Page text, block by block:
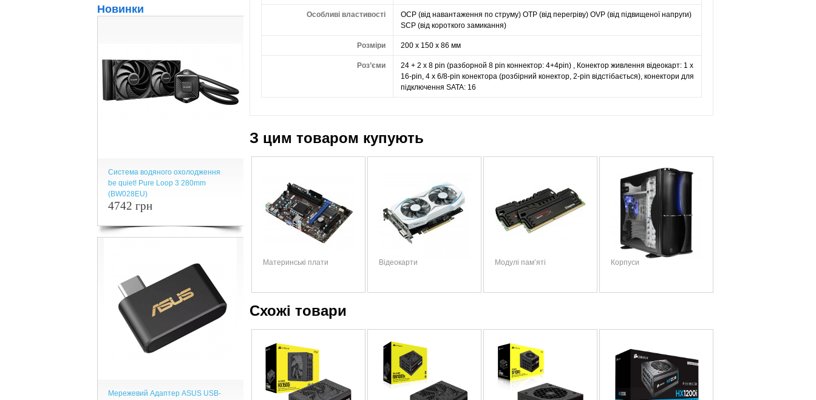
Новинки
Система водяного охолодження
be quiet! Pure Loop 3 280mm
(BW028EU)
4742 грн
Мережевий Адаптер ASUS USB-
Особливі властивості
OCP (від навантаження по струму) OTP (від перегріву) OVP (від підвищеної напруги)
SCP (від короткого замикання)
Розміри 200 x 150 x 86 мм
Роз’єми
24 + 2 x 8 pin (разборной 8 pin коннектор: 4+4pin) , Конектор живлення відеокарт: 1 x
16-pin, 4 x 6/8-pin конектора (розбірний конектор, 2-pin відстібається), конектори для
підключення SATA: 16
З цим товаром купують
Материнські плати Відеокарти Модулі пам’яті Корпуси
Схожі товари